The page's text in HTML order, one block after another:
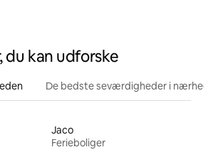
du kan udforske
De bedste seværdigheder i
Jaco
Ferieboliger